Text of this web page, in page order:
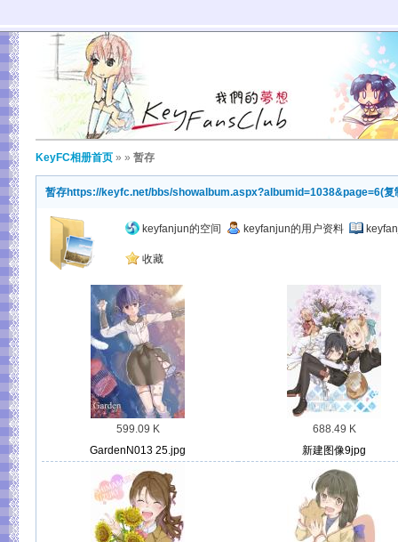
KeyFC相册首页 » » 暂存
暂存https://keyfc.net/bbs/showalbum.aspx?albumid=1038&page=6(复
keyfanjun的空间 keyfanjun的用户资料
收藏
599.09 K
GardenN013 25.jpg
688.49 K
新建图像9jpg